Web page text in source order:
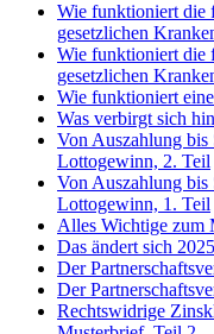
Wie funktioniert die
gesetzlichen
Wie funktioniert die
gesetzlichen
Wie funktioniert
Was verbirgt sich
Von Auszahlung bis
Lottogewinn, 2. Teil
Von Auszahlung bis
Lottogewinn, 1. Teil
Alles Wichtige zum
Das ändert sich
Der
Der
Rechtswidrige